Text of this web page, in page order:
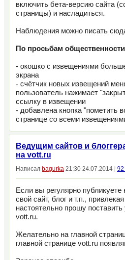
включить бета-версию сайта
страницы) и насладиться.
Наблюдения можно писать
По просьбам общественности
- окошко с извещениями
экрана
- счётчик новых извещений
пользователь нажимает
ссылку в извещении
- добавлена кнопка "пометить
странице со всеми
Ведущим сайтов и
на vott.ru
Написал bagurka 21:30 24.07.2014 | 92
Если вы регулярно
свой сайт, блог и т.п.,
настоятельно прошу
vott.ru.
Желательно на главной
главной странице vott.ru